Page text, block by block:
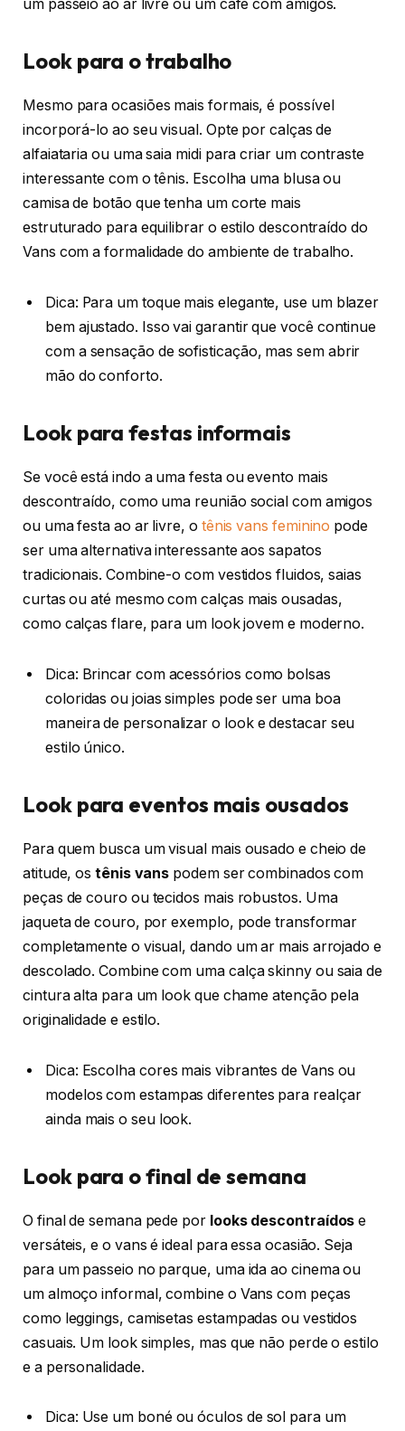
um passeio ao ar livre ou um café com amigos.
Look para o trabalho
Mesmo para ocasiões mais formais, é possível
incorporá-lo ao seu visual. Opte por calças de
alfaiataria ou uma saia midi para criar um contraste
interessante com o tênis. Escolha uma blusa ou
camisa de botão que tenha um corte mais
estruturado para equilibrar o estilo descontraído do
Vans com a formalidade do ambiente de trabalho.
Dica: Para um toque mais elegante, use um blazer
bem ajustado. Isso vai garantir que você continue
com a sensação de sofisticação, mas sem abrir
mão do conforto.
Look para festas informais
Se você está indo a uma festa ou evento mais
descontraído, como uma reunião social com amigos
ou uma festa ao ar livre, o tênis vans feminino pode
ser uma alternativa interessante aos sapatos
tradicionais. Combine-o com vestidos fluidos, saias
curtas ou até mesmo com calças mais ousadas,
como calças flare, para um look jovem e moderno.
Dica: Brincar com acessórios como bolsas
coloridas ou joias simples pode ser uma boa
maneira de personalizar o look e destacar seu
estilo único.
Look para eventos mais ousados
Para quem busca um visual mais ousado e cheio de
atitude, ostênis vans podem ser combinados com
peças de couro ou tecidos mais robustos. Uma
jaqueta de couro, por exemplo, pode transformar
completamente o visual, dando um ar mais arrojado e
descolado. Combine com uma calça skinny ou saia de
cintura alta para um look que chame atenção pela
originalidade e estilo.
Dica: Escolha cores mais vibrantes de Vans ou
modelos com estampas diferentes para realçar
ainda mais o seu look.
Look para o final de semana
O final de semana pede por looks descontraídos e
versáteis, e o vans é ideal para essa ocasião. Seja
para um passeio no parque, uma ida ao cinema ou
um almoço informal, combine o Vans com peças
como leggings, camisetas estampadas ou vestidos
casuais. Um look simples, mas que não perde o estilo
e a personalidade.
Dica: Use um boné ou óculos de sol para um